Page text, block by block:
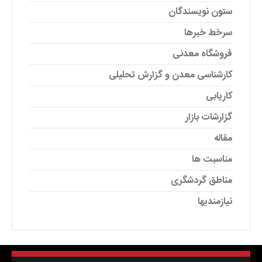
ستون نویسندگان
سرخط خبرها
فروشگاه معدنی
کارشناسی معدن و گزارش تحلیلی
کاریابی
گزارشات بازار
مقاله
مناسبت ها
مناطق گردشگری
نیازمندیها